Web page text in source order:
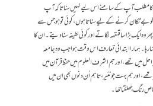
کا مطلب آپ کے سامنے اس لیے نہیں سناتا کہ آپ
بے تکان کرنے کے لیے سناتا ہوں، کوئی تو ہو جس سے
ایک بڑا سا قہقہہ لگاتے اور کوئی لطیفہ سنا دیتے۔ ان کا
رہا۔ ہمارا ابتدائی تعارف اس وقت ہوا جب وہ جامعہ
میں تھے، اور ہم اشرف العلوم میں حفظِ قرآن میں
اور ہم بہت جونئیر، تاہم اُن دنوں بھی ان میں
رنگ جھلکتا تھا۔